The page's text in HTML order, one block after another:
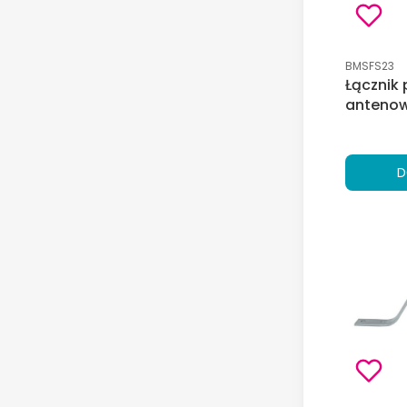
Kod
BMSFS23
Łącznik